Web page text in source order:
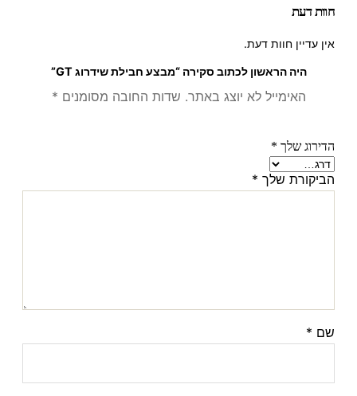
חוות דעת
אין עדיין חוות דעת.
היה הראשון לכתוב סקירה “מבצע חבילת שידרוג GT”
האימייל לא יוצג באתר. שדות החובה מסומנים *
הדירוג שלך *
הביקורת שלך *
שם *